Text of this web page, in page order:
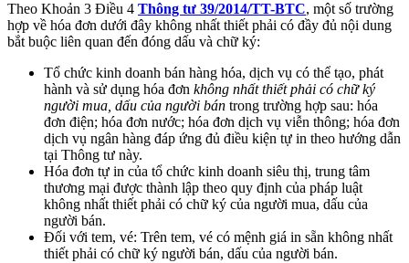
Theo Khoản 3 Điều 4 Thông tư 39/2014/TT-BTC, một số trường
hợp về hóa đơn dưới đây không nhất thiết phải có đầy đủ nội dung
bắt buộc liên quan đến đóng dấu và chữ ký:
Tổ chức kinh doanh bán hàng hóa, dịch vụ có thể tạo, phát
hành và sử dụng hóa đơn không nhất thiết phải có chữ ký
người mua, dấu của người bán trong trường hợp sau: hóa
đơn điện; hóa đơn nước; hóa đơn dịch vụ viễn thông; hóa đơn
dịch vụ ngân hàng đáp ứng đủ điều kiện tự in theo hướng dẫn
tại Thông tư này.
Hóa đơn tự in của tổ chức kinh doanh siêu thị, trung tâm
thương mại được thành lập theo quy định của pháp luật
không nhất thiết phải có chữ ký của người mua, dấu của
người bán.
Đối với tem, vé: Trên tem, vé có mệnh giá in sẵn không nhất
thiết phải có chữ ký người bán, dấu của người bán.